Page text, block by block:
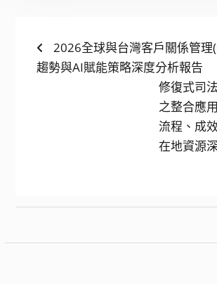
文
章
Previous
post:
2026全球與台灣客戶關係管理
趨勢與AI賦能策略深度分析報告
Next
post:
修復式司
之整合應
流程、成
在地資源